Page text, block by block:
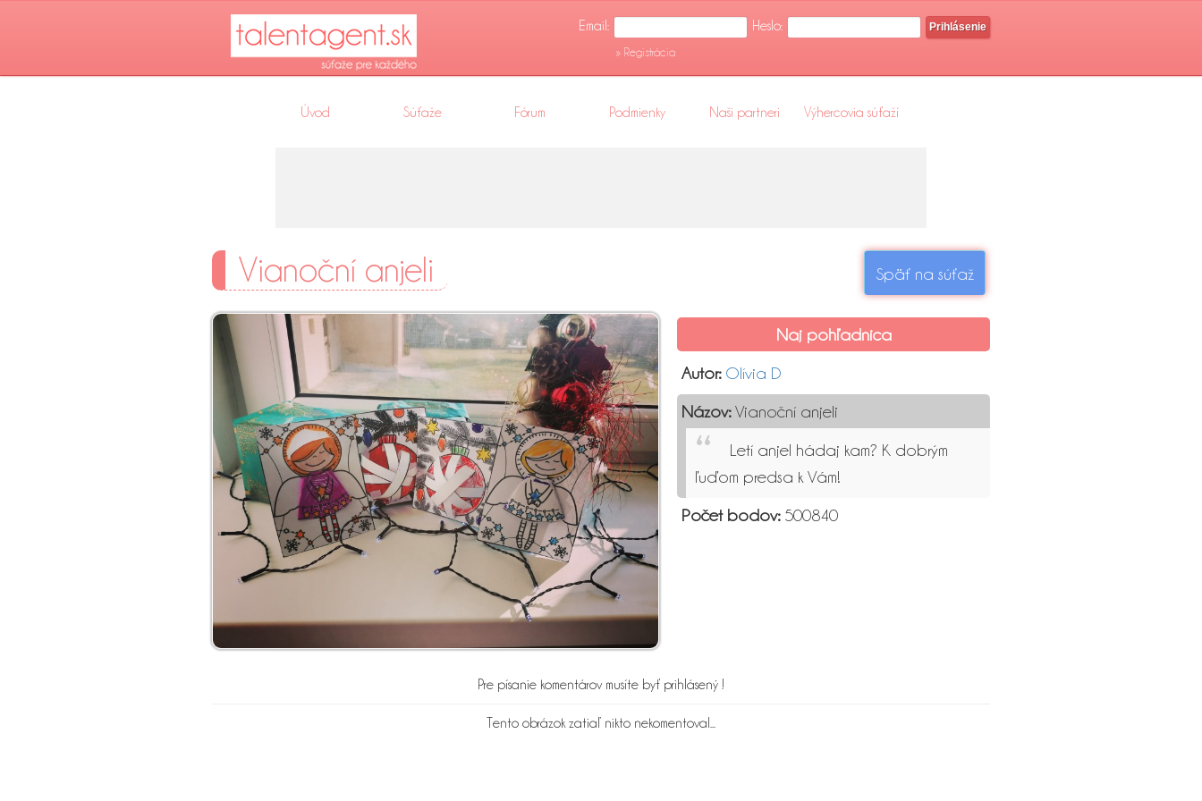
Email: Heslo:
Prihlásenie
» Registrácia
Úvod Súťaže Fórum Podmienky Naši partneri Výhercovia súťaží
Späť na súťaž
Vianoční anjeli
Naj pohľadnica
Autor: Olívia D
Názov:Vianoční anjeli
Letí anjel hádaj kam? K dobrým
ľuďom predsa k Vám!
Počet bodov:500840
Pre písanie komentárov musíte byť prihlásený !
Tento obrázok zatiaľ nikto nekomentoval...